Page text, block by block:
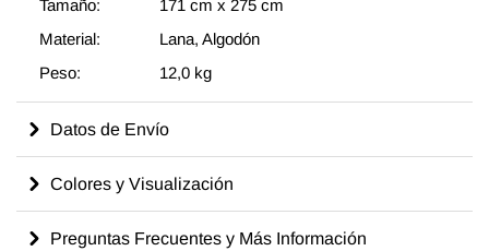
más información sobre las alfombras vintage "envejecidas".
Tamaño:
171 cm x 275 cm
Material:
Lana, Algodón
Peso:
12,0 kg
Datos de Envío
Colores y Visualización
Preguntas Frecuentes y Más Información